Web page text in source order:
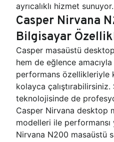
ayrıcalıklı hizmet sunuyor.
Casper Nirvana
Bilgisayar
Casper masaüstü
hem de eğlence
performans özellikleriyle
kolayca
teknolojisinde de
Casper Nirvana desktop
modelleri ile performansı
Nirvana N200 masaüstü